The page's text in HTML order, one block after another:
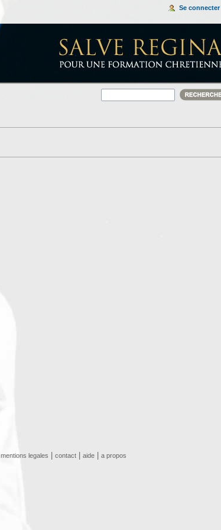
Se connecter
mentions legales contact| aide| a propos